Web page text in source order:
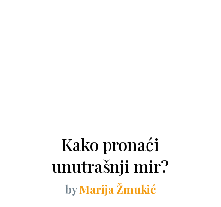
Kako pronaći
unutrašnji mir?
byMarija Žmukić